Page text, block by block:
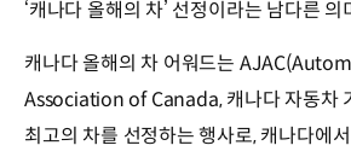
‘캐나다 올해의 차’ 선정이라는 남다른
캐나다 올해의 차 어워드는
Association of Canada, 캐나다 자동차
최고의 차를 선정하는 행사로, 캐나다에